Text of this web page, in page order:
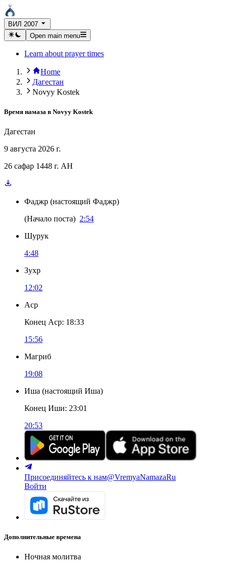
ВИЛ 2007
Open main menu
Learn about prayer times
Home
Дагестан
Novyy Kostek
Время намаза в Novyy Kostek
Дагестан
9 августа 2026 г.
26 сафар 1448 г. AH
Фаджр (настоящий Фаджр)
(Начало поста) 2:54
Шурук
4:48
Зухр
12:02
Аср
Конец Аср: 18:33
15:56
Магриб
19:08
Иша (настоящий Иша)
Конец Иши: 23:01
20:53
Присоединяйтесь к нам@VremyaNamazaRu
Войти
Дополнительные времена
Ночная молитва